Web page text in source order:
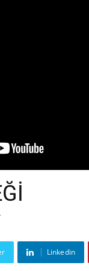
Linkedin